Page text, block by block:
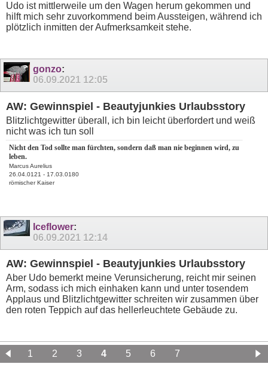
Udo ist mittlerweile um den Wagen herum gekommen und
hilft mich sehr zuvorkommend beim Aussteigen, während ich
plötzlich inmitten der Aufmerksamkeit stehe.
gonzo:
06.09.2021 12:05
AW: Gewinnspiel - Beautyjunkies Urlaubsstory
Blitzlichtgewitter überall, ich bin leicht überfordert und weiß
nicht was ich tun soll
Nicht den Tod sollte man fürchten, sondern daß man nie beginnen wird, zu
leben.
Marcus Aurelius
26.04.0121 - 17.03.0180
römischer Kaiser
Iceflower:
06.09.2021 12:14
AW: Gewinnspiel - Beautyjunkies Urlaubsstory
Aber Udo bemerkt meine Verunsicherung, reicht mir seinen
Arm, sodass ich mich einhaken kann und unter tosendem
Applaus und Blitzlichtgewitter schreiten wir zusammen über
den roten Teppich auf das hellerleuchtete Gebäude zu.
1 2 3 4 5 6 7